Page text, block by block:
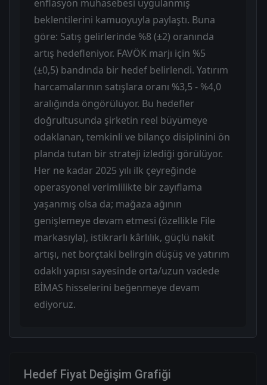
enflasyon muhasebesi uygulanmış
beklentilerini kamuoyuyla paylaştı. Buna
göre: Satış gelirlerinde %8 (±2) oranında
artış hedefleniyor. FAVÖK marjı için %5
(±0,5) bandında bir hedef belirlendi. Yatırım
harcamalarının satışlara oranı %3,5 - %4,0
aralığında öngörülüyor. Bu hedefler
doğrultusunda şirketin reel büyümeye
odaklanan, temkinli ve bilanço disiplinini ön
planda tutan bir strateji izlediği görülüyor.
Her ne kadar 2025 yılı ilk çeyreğinde
operasyonel verimlilikte bir zayıflama
yaşanmış olsa da; mağaza ağının
genişlemeye devam etmesi (özellikle File
markasıyla), istikrarlı kârlılık, güçlü nakit
artışı, net borçtaki belirgin düşüş ve yatırım
odaklı yapısı sayesinde orta/uzun vadede
BİMAS hisselerini beğenmeye devam
ediyoruz.
Hedef Fiyat Değişim Grafiği